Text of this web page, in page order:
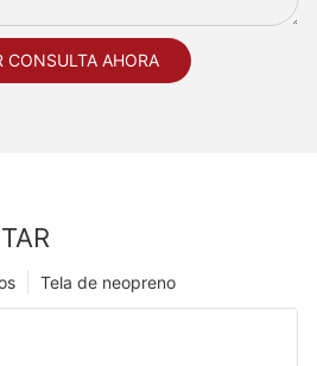
CONSULTA AHORA
Tela de neopreno